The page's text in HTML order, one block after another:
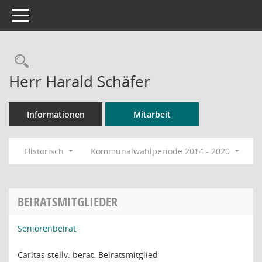
Toggle navigation
Rechercheauswahl
Herr Harald Schäfer
Informationen Mitarbeit
Historisch Kommunalwahlperiode 2014 - 2020
BEIRATSMITGLIEDER
Seniorenbeirat
Caritas stellv. berat. Beiratsmitglied